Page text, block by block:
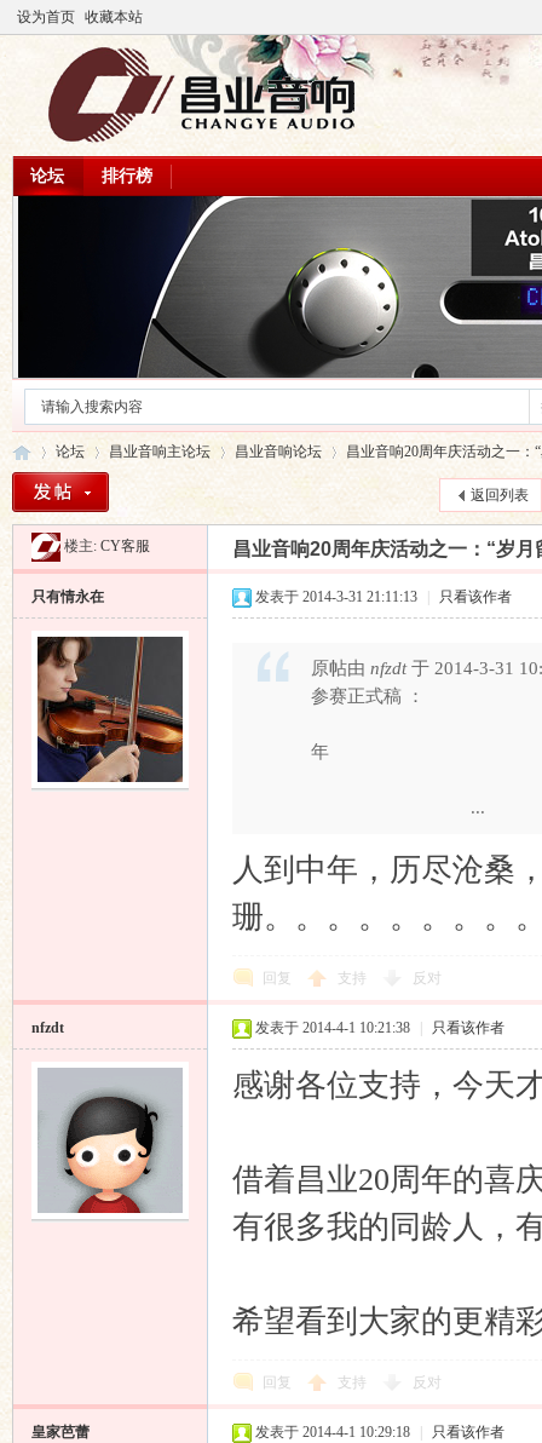
设为首页 收藏本站
论坛 排行榜
»
论坛
›
昌业音响主论坛 昌业音响论坛
›
昌业音响20周年庆活动之一
返回列表
楼主: CY客服 昌业音响20周年庆活动之一：“岁
只有情永在 发表于 2014-3-31 21:11:13 只看该作者
原帖由 nfzdt于 2014-3-31
参赛正
年
...
人到中年，历尽沧桑
珊。。。。。。。。
回复 支持 反对
nfzdt 发表于 2014-4-1 10:21:38 只看该作者
感谢各位支持，今天
借着昌业20周年的喜
有很多我的同龄人，
希望看到大家的更精
回复 支持 反对
皇家芭蕾 发表于 2014-4-1 10:29:18 只看该作者